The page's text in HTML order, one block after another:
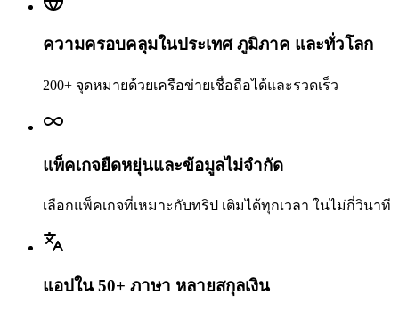
ความครอบคลุมในประเทศ ภูมิภาค และทั่วโลก
200+ จุดหมายด้วยเครือข่ายเชื่อถือได้และรวดเร็ว
แพ็คเกจยืดหยุ่นและข้อมูลไม่จำกัด
เลือกแพ็คเกจที่เหมาะกับทริป เติมได้ทุกเวลา ในไม่กี่วินาที
แอปใน 50+ ภาษา หลายสกุลเงิน